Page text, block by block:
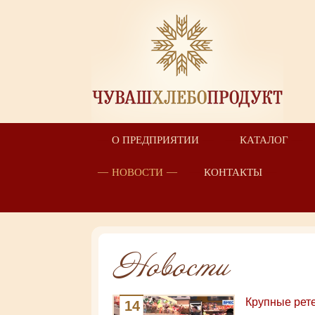
О ПРЕДПРИЯТИИ КАТАЛОГ
НОВОСТИ КОНТАКТЫ
Новости
Крупные
14